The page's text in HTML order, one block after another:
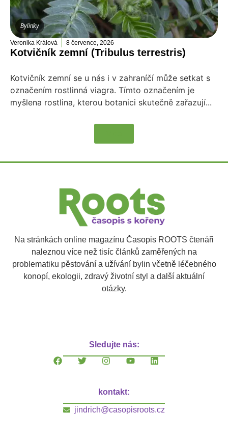
Bylinky
Veronika Králová 8 července, 2026
Kotvičník zemní (Tribulus terrestris)
Kotvičník zemní se u nás i v zahraníčí může setkat s
označením rostlinná viagra. Tímto označením je
myšlena rostlina, kterou botanici skutečně zařazují...
Na stránkách online magazínu Časopis ROOTS čtenáři
naleznou více než tisíc článků zaměřených na
problematiku pěstování a užívání bylin včetně léčebného
konopí, ekologii, zdravý životní styl a další aktuální
otázky.
Sledujte nás:
kontakt:
jindrich@casopisroots.cz